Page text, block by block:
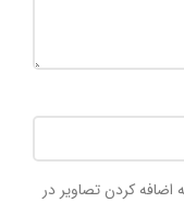
اضافه کردن تصاویر در